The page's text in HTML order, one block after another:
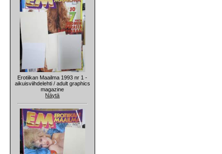
Erotiikan Maailma 1993 nr 1 -
aikuisviihdelehti / adult graphics
magazine
Näytä